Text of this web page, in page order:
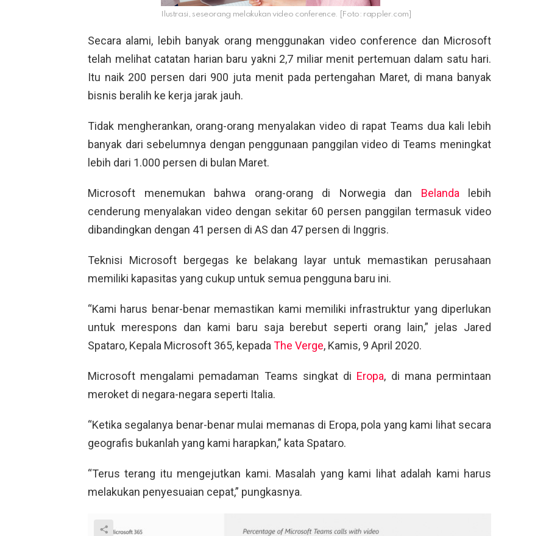
Ilustrasi, seseorang melakukan video conference. [Foto: rappler.com]
Secara alami, lebih banyak orang menggunakan video conference dan Microsoft
telah melihat catatan harian baru yakni 2,7 miliar menit pertemuan dalam satu hari.
Itu naik 200 persen dari 900 juta menit pada pertengahan Maret, di mana banyak
bisnis beralih ke kerja jarak jauh.
Tidak mengherankan, orang-orang menyalakan video di rapat Teams dua kali lebih
banyak dari sebelumnya dengan penggunaan panggilan video di Teams meningkat
lebih dari 1.000 persen di bulan Maret.
Microsoft menemukan bahwa orang-orang di Norwegia dan Belanda lebih
cenderung menyalakan video dengan sekitar 60 persen panggilan termasuk video
dibandingkan dengan 41 persen di AS dan 47 persen di Inggris.
Teknisi Microsoft bergegas ke belakang layar untuk memastikan perusahaan
memiliki kapasitas yang cukup untuk semua pengguna baru ini.
“Kami harus benar-benar memastikan kami memiliki infrastruktur yang diperlukan
untuk merespons dan kami baru saja berebut seperti orang lain,” jelas Jared
Spataro, Kepala Microsoft 365, kepada The Verge, Kamis, 9 April 2020.
Microsoft mengalami pemadaman Teams singkat di Eropa, di mana permintaan
meroket di negara-negara seperti Italia.
“Ketika segalanya benar-benar mulai memanas di Eropa, pola yang kami lihat secara
geografis bukanlah yang kami harapkan,” kata Spataro.
“Terus terang itu mengejutkan kami. Masalah yang kami lihat adalah kami harus
melakukan penyesuaian cepat,” pungkasnya.